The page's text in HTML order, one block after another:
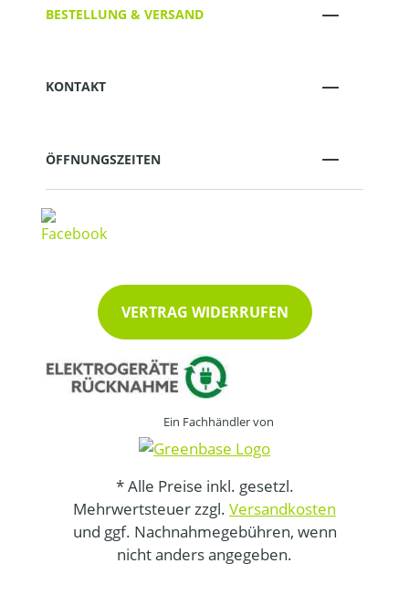
BESTELLUNG & VERSAND
KONTAKT
ÖFFNUNGSZEITEN
VERTRAG WIDERRUFEN
Ein Fachhändler von
* Alle Preise inkl. gesetzl.
Mehrwertsteuer zzgl. Versandkosten
und ggf. Nachnahmegebühren, wenn
nicht anders angegeben.